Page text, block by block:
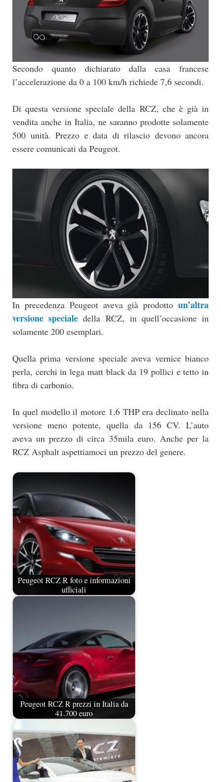
Secondo quanto dichiarato dalla casa francese
l’accelerazione da 0 a 100 km/h richiede 7,6 secondi.
Di questa versione speciale della RCZ, che è già in
vendita anche in Italia, ne saranno prodotte solamente
500 unità. Prezzo e data di rilascio devono ancora
essere comunicati da Peugeot.
In precedenza Peugeot aveva già prodotto un’altra
versione speciale della RCZ, in quell’occasione in
solamente 200 esemplari.
Quella prima versione speciale aveva vernice bianco
perla, cerchi in lega matt black da 19 pollici e tetto in
fibra di carbonio.
In quel modello il motore 1.6 THP era declinato nella
versione meno potente, quella da 156 CV. L’auto
aveva un prezzo di circa 35mila euro. Anche per la
RCZ Asphalt aspettiamoci un prezzo del genere.
Peugeot RCZ R foto e informazioni
ufficiali
Peugeot RCZ R prezzi in Italia da
41.700 euro